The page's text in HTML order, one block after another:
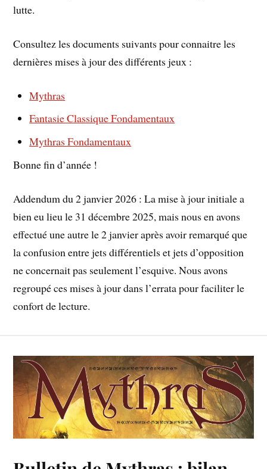
lutte.
Consultez les documents suivants pour connaitre les
dernières mises à jour des différents jeux :
Mythras
Fantasie Classique Fondamentaux
Mythras Fondamentaux
Bonne fin d’année !
Addendum du 2 janvier 2026 : La mise à jour initiale a
bien eu lieu le 31 décembre 2025, mais nous en avons
effectué une autre le 2 janvier après avoir remarqué que
la confusion entre jets différentiels et jets d’opposition
ne concernait pas seulement l’esquive. Nous avons
regroupé ces mises à jour dans l’errata pour faciliter le
confort de lecture.